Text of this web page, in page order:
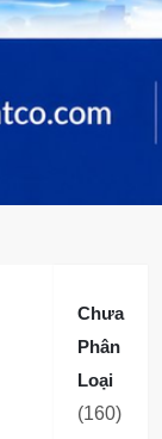
Chưa
Phân
Loại
160160